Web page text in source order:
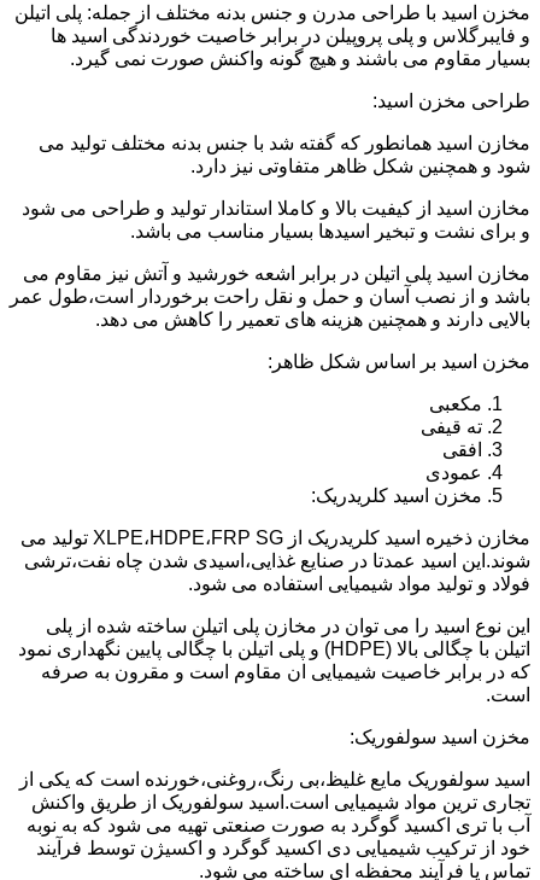
مخزن اسید با طراحی مدرن و جنس بدنه مختلف از جمله: پلی اتیلن
و فایبرگلاس و پلی پروپیلن در برابر خاصیت خوردندگی اسید ها
بسیار مقاوم می باشند و هیچ گونه واکنش صورت نمی گیرد.
طراحی مخزن اسید:
مخازن اسید همانطور که گفته شد با جنس بدنه مختلف تولید می
شود و همچنین شکل ظاهر متفاوتی نیز دارد.
مخازن اسید از کیفیت بالا و کاملا استاندار تولید و طراحی می شود
و برای نشت و تبخیر اسیدها بسیار مناسب می باشد.
مخازن اسید پلی اتیلن در برابر اشعه خورشید و آتش نیز مقاوم می
باشد و از نصب آسان و حمل و نقل راحت برخوردار است،طول عمر
بالایی دارند و همچنین هزینه های تعمیر را کاهش می دهد.
مخزن اسید بر اساس شکل ظاهر:
مکعبی
ته قیفی
افقی
عمودی
مخزن اسید کلریدریک:
مخازن ذخیره اسید کلریدریک از XLPE،HDPE،FRP SG تولید می
شوند.این اسید عمدتا در صنایع غذایی،اسیدی شدن چاه نفت،ترشی
فولاد و تولید مواد شیمیایی استفاده می شود.
این نوع اسید را می توان در مخازن پلی اتیلن ساخته شده از پلی
اتیلن با چگالی بالا (HDPE) و پلی اتیلن با چگالی پایین نگهداری نمود
که در برابر خاصیت شیمیایی ان مقاوم است و مقرون به صرفه
است.
مخزن اسید سولفوریک:
اسید سولفوریک مایع غلیظ،بی رنگ،روغنی،خورنده است که یکی از
تجاری ترین مواد شیمیایی است.اسید سولفوریک از طریق واکنش
آب با تری اکسید گوگرد به صورت صنعتی تهیه می شود که به نوبه
خود از ترکیب شیمیایی دی اکسید گوگرد و اکسیژن توسط فرآیند
تماس یا فرآیند محفظه ای ساخته می شود.